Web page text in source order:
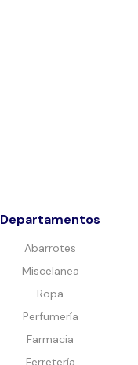
Departamentos
Abarrotes
Miscelanea
Ropa
Perfumería
Farmacia